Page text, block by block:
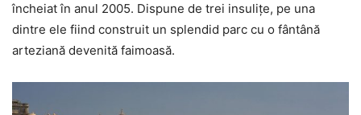
încheiat în anul 2005. Dispune de trei insulițe, pe una
dintre ele fiind construit un splendid parc cu o fântână
arteziană devenită faimoasă.